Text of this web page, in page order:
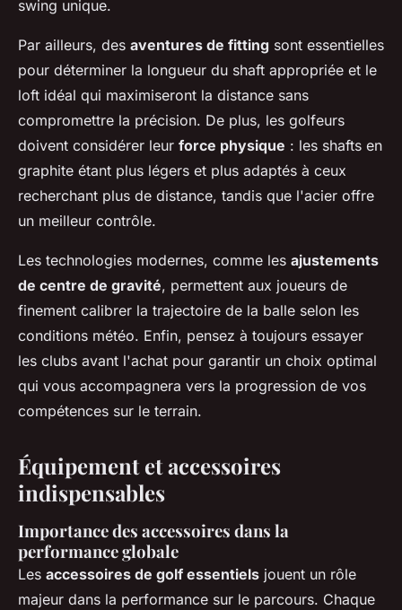
swing unique.
Par ailleurs, des aventures de fitting sont essentielles
pour déterminer la longueur du shaft appropriée et le
loft idéal qui maximiseront la distance sans
compromettre la précision. De plus, les golfeurs
doivent considérer leur force physique : les shafts en
graphite étant plus légers et plus adaptés à ceux
recherchant plus de distance, tandis que l'acier offre
un meilleur contrôle.
Les technologies modernes, comme les ajustements
de centre de gravité, permettent aux joueurs de
finement calibrer la trajectoire de la balle selon les
conditions météo. Enfin, pensez à toujours essayer
les clubs avant l'achat pour garantir un choix optimal
qui vous accompagnera vers la progression de vos
compétences sur le terrain.
Équipement et accessoires
indispensables
Importance des accessoires dans la
performance globale
Les accessoires de golf essentiels jouent un rôle
majeur dans la performance sur le parcours. Chaque